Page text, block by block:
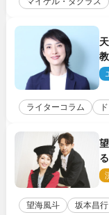
ライターコラム
望海風斗 坂本昌行